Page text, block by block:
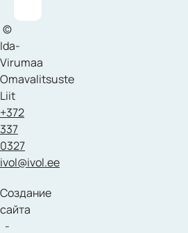
©
Ida-
Virumaa
Omavalitsuste
Liit
+372
337
0327
ivol@ivol.ee
Создание
сайта
-